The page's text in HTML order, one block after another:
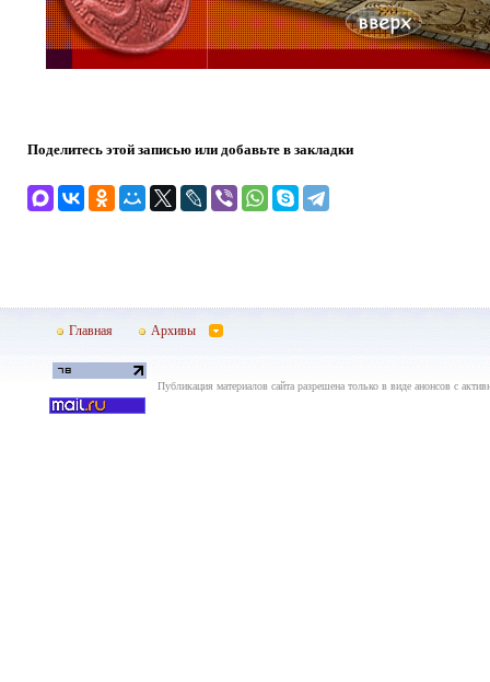
Поделитесь этой записью или добавьте в закладки
Главная Архивы
Публикация материалов сайта разрешена только в виде анонсов с